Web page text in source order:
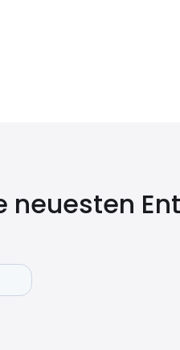
neuesten